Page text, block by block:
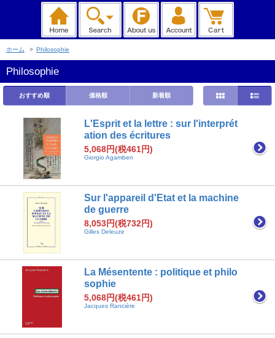
ホーム > Philosophie
Philosophie
おすすめ順 価格順 新着順
L'Esprit et la lettre : sur l'interprét
ation des écritures
5,068円(税461円)
Giorgio Agamben
Sur l'appareil d'Etat et la machine
de guerre
8,053円(税732円)
Gilles Deleuze
La Mésentente : politique et philo
sophie
5,068円(税461円)
Jacques Rancière